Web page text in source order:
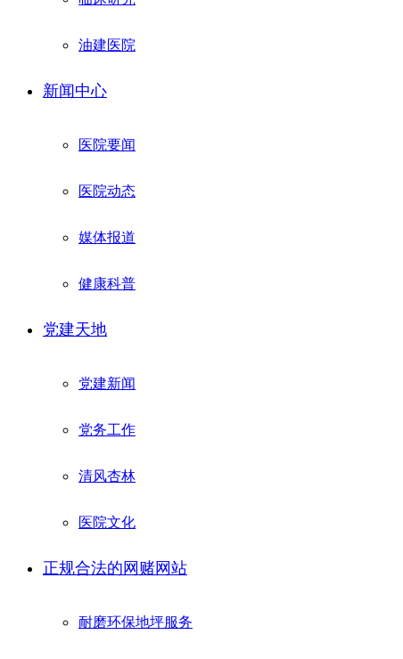
油建医院
新闻中心
医院要闻
医院动态
媒体报道
健康科普
党建天地
党建新闻
党务工作
清风杏林
医院文化
正规合法的网赌网站
耐磨环保地坪服务